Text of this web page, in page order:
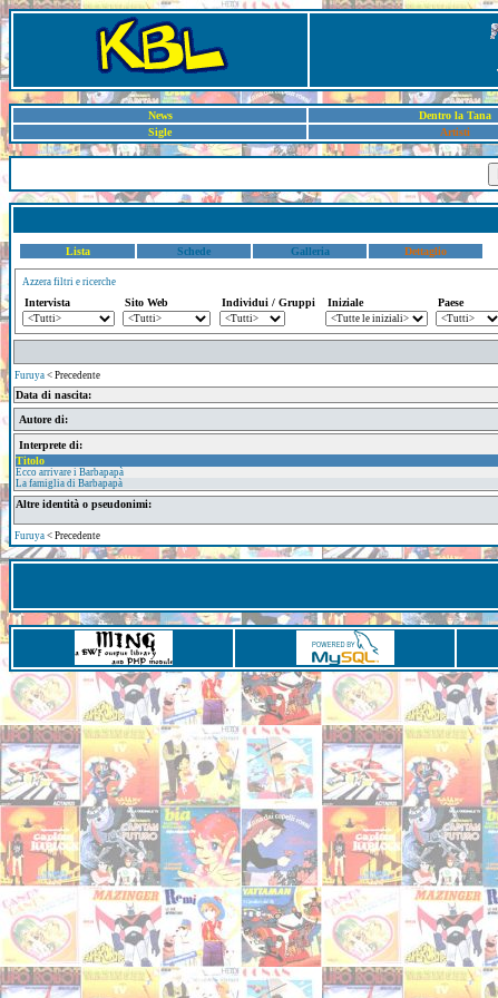
News Dentro la Tana
Sigle
Artisti
Lista Schede Galleria Dettaglio
Azzera filtri e ricerche
Intervista Sito Web Individui / Gruppi Iniziale Paese
Furuya < Precedente
Data di nascita:
Autore di:
Interprete di:
Titolo
Ecco arrivare i Barbapapà
La famiglia di Barbapapà
Altre identità o pseudonimi:
Furuya < Precedente